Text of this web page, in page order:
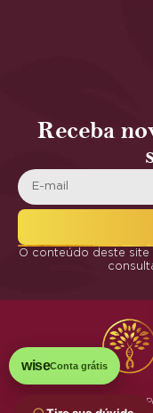
Receba
O conteúdo deste
wiseConta grátis